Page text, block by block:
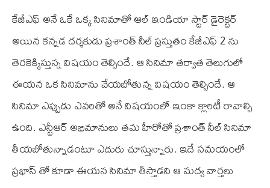
కేజీఎఫ్‌ అనే ఒకే ఒక్క సినిమాతో ఆల్‌ ఇండియా స్టార్‌ డైరెక్టర్‌
అయిన కన్నడ దర్శకుడు ప్రశాంత్‌ నీల్‌ ప్రస్తుతం కేజీఎఫ్‌ 2 ను
తెరకెక్కిస్తున్న విషయం తెల్సిందే. ఆ సినిమా తర్వాత తెలుగులో
ఈయన ఒక సినిమాను చేయబోతున్న విషయం తెల్సిందే. ఆ
సినిమా ఎప్పుడు ఎవరితో అనే విషయంలో ఇంకా క్లారిటీ రావాల్సి
ఉంది. ఎన్టీఆర్‌ అభిమానులు తమ హీరోతో ప్రశాంత్‌ నీల్‌ సినిమా
తీయబోతున్నాడంటూ ఎదురు చూస్తున్నారు. ఇదే సమయంలో
ప్రభాస్‌ తో కూడా ఈయన సినిమా తీస్తాడని ఆ మద్య వార్తలు